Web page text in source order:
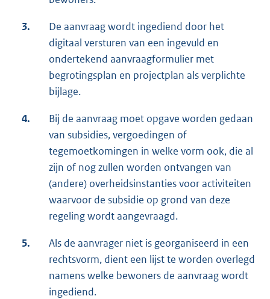
3.
De aanvraag wordt ingediend door het
digitaal versturen van een ingevuld en
ondertekend aanvraagformulier met
begrotingsplan en projectplan als verplichte
bijlage.
4.
Bij de aanvraag moet opgave worden gedaan
van subsidies, vergoedingen of
tegemoetkomingen in welke vorm ook, die al
zijn of nog zullen worden ontvangen van
(andere) overheidsinstanties voor activiteiten
waarvoor de subsidie op grond van deze
regeling wordt aangevraagd.
5.
Als de aanvrager niet is georganiseerd in een
rechtsvorm, dient een lijst te worden overlegd
namens welke bewoners de aanvraag wordt
ingediend.